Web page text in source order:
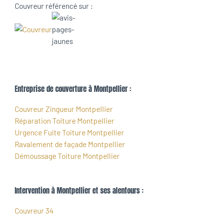
Couvreur référencé sur :
Entreprise de couverture à Montpellier :
Couvreur Zingueur Montpellier
Réparation Toiture Montpellier
Urgence Fuite Toiture Montpellier
Ravalement de façade Montpellier
Démoussage Toiture Montpellier
Intervention à Montpellier et ses alentours :
Couvreur 34